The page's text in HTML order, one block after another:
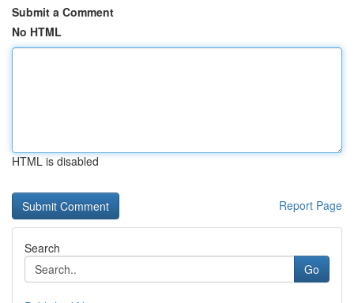
Submit a Comment
No HTML
HTML is disabled
Report Page
Search
Go